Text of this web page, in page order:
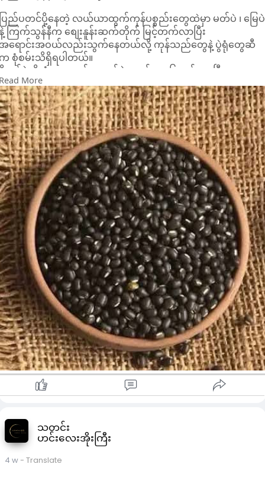
ြည်ပတင်ပို့နေတဲ့ လယ်ယာထွက်ကုန်ပစ္စည်းတွေထဲမှာ မတ်ပဲ ၊ မြေပဲ
ကြက်သွန်နီက စျေးနူန်းဆက်တိုက် မြင့်တက်လာပြီး
ရောင်းအဝယ်လည်းသွက်နေတယ်လို့ ကုန်သည်တွေနဲ့ ပွဲရုံတွေဆီ
စုံစမ်းသိရှိရပါတယ်။
ကုန်ပဲမျိုးစုံစျေးကွက်မှာ မတ်ပဲက ဇွန်လ ၁၆ ရက်ကစပြီး စျေး
က်တိုက်တက်လာတာဖြစ်ကြောင်း ၊ဇွန် ၁၅ ရက်နေ့တုန်းကဆိုရင်
တ်ပဲ FAQ တတန်ကို ၃၀၇၉၀၀၀ ကျပ်သာရှိခဲ့ပြီး အခု ဇူလိုင် ၁၀
က်နေ့မှာတော့ တတန်ကို ၃၃၅၆၀၀၀ ကျပ်ရှိလာတာ ဖြစ်ပါတယ်။
ါကြောင့် ရက်ပေါင်း ၂၀ ကျော်အတွင်းမှာ မတ်ပဲ တတန်ကို ကျပ်သုံး
န်းနီးပါးအထိ စျေးတက်လာတယ်လို့ သိရပါတယ်။
က်ရှိမှာ အိန္ဒိယက မတ်ပဲလိုအပ်ချက်ရှိနေပြီး ဝယ်လိုအားကောင်း
ေတဲ့အတွက် မြန်မာ့မတ်ပဲစျေးကလည်း ဆက်တိုက်မြင့်တက်လာနေ
ာ ဖြစ်တယ်လို့ သိရပါတယ် ။
မတ်ပဲ တက်မယ်လို့ ခန့်မှန်းထားပြီးသားပါ ။ အခုရက်ပိုင်းမှာ ပိုပြီး
က်လာတယ်။ ထပ်တက်အုံးမယ့် အခြေအနေရှိတယ်။ အိန္ဒိယက
တ်ပဲ ဝယ်လိုအားရှိနေတယ်။ မတ်ပဲက အိန္ဒိယကိုပဲ အားကိုးရတာ
ေ ။ အဲဒီတော့ အိန္ဒိယကလည်း သူတို့လိုရင် စျေးကောင်းပေးဝယ်
ယ်။ မလိုရင် စျေးချဝယ်တာတောင် နည်းနည်းပဲဝယ်တာ။ " လို့
န်သည်တယောက်က ပြောပါတယ် ။
လားတူ မြေပဲဆံကလည်း ပွဲရုံတွေကို ကုန်ပစ္စည်း ဝင်ရောက်မှု
လွန်နည်းလာတဲ့အတွက် ရောင်းလိုအားနဲ့ ဝယ်လိုအား မမျှတာ
ြောင့် ပဲဆံစျေး ခုရက်ပိုင်းမှာ ဆက်တိုက်မြင့်တက်လာ နေတယ်လို့
ရပါတယ်။
ဖက်မှာလည်း စားအုန်းဆီပြည်ပကနေ တင်သွင်းမှုကို လျှော့ချ
က်တဲ့အတွက် ပြည်တွင်းမှာ စားအုန်းဆီဝယ်ယူရခက်တဲ့
ခြေအနေ၊ စျေးနူန်းမြင့်တက်ပြီး ပဲဆီစျေးတန်းနဲ့ သိပ်မကွာတော့
အခြေအနေတွေ ကြောင့် မြေပဲဆီစားသုံးမှု ပိုများလာပြီး စက်ပိုင်
ေက မြေပဲဝယ်လိုအားများတဲ့အတွက်လည်း မြေပဲစျေးတက်လာ
ာ ဖြစ်တယ်လို့ သိရပါတယ် ။
မြေပဲက အခုက စျေးကွက်ထဲ သိပ်မဝင်တော့ဘူး ။ အဝင်နည်းလာ
လှောင်ထားတာ များတယ်။ တချို့ကျ သိပ်မရှိတော့ အတင်းလိုက်
ယ်နေရတယ်။ အခုက စားအုန်ဆီကလည်း တင်သွင်းတာလျှော့ချ
က်တော့ ပြည်တွင်းက ဆီပိုထုတ်ရမယ့် အခြေအနေဖြစ်သွားတယ်
ြေပဲကလည်း သြဂုတ်လကုန်လောက်မှ ပေါ်မှာဆိုတော့ ပဲအသစ်ပေါ်
More
သတင်း
ဟင်းလေးအိုးကြီး
4 w- Translate